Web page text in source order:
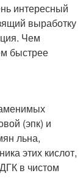
интересный
выработку
Чем
быстрее
(эпк) и
льна,
этих кислот,
в чистом